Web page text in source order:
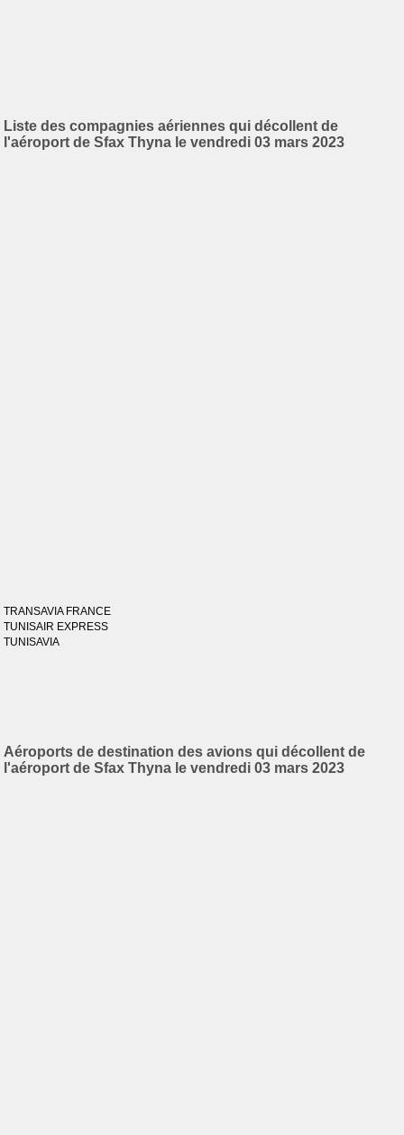
Liste des compagnies aériennes qui décollent de
l'aéroport de Sfax Thyna le vendredi 03 mars 2023
TRANSAVIA FRANCE
TUNISAIR EXPRESS
TUNISAVIA
Aéroports de destination des avions qui décollent de
l'aéroport de Sfax Thyna le vendredi 03 mars 2023